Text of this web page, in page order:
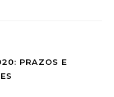
PRAZOS E